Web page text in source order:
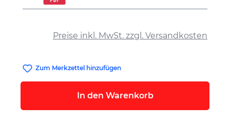
Preise inkl. MwSt. zzgl. Versandkosten
Zum Merkzettel hinzufügen
In den Warenkorb